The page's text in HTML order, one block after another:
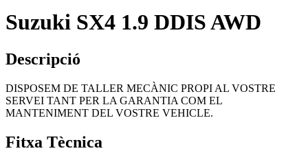
Suzuki SX4 1.9 DDIS AWD
Descripció
DISPOSEM DE TALLER MECÀNIC PROPI AL VOSTRE
SERVEI TANT PER LA GARANTIA COM EL
MANTENIMENT DEL VOSTRE VEHICLE.
Fitxa Tècnica